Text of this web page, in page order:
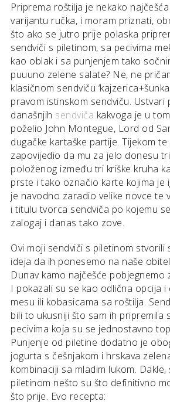
Priprema roštilja je nekako
varijantu ručka, i moram priznati,
što ako se jutro prije polaska
sendviči s piletinom, sa pecivima
kao oblak i sa punjenjem tako
puuuno zelene salate? Ne, ne
klasičnom sendviču
pravom istinskom sendviču. Ustvari
današnjih sendviča kakvoga je u
poželio John Montegue, Lord od
dugačke kartaške partije. Tijekom
zapovijedio da mu za jelo donesu
položenog između tri kriške kruha
prste i tako označio karte kojima je
je navodno zaradio velike novce te
i titulu tvorca sendviča po kojemu
zalogaj i danas tako zove.
Ovi moji sendviči s piletinom stvorili
ideja da ih ponesemo na naše
Dunav kamo najčešće pobjegnemo
I pokazali su se kao odlična opcija
mesu ili kobasicama sa roštilja.
bili to ukusniji što sam ih pripremila
pecivima koja su se jednostavno
Punjenje od piletine dodatno je
jogurta s češnjakom i hrskava
kombinaciji sa mladim lukom. Dakle,
piletinom nešto su što definitivno
što prije. Evo recepta: